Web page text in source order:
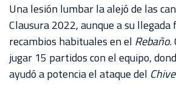
Una lesión lumbar la alejó de las
Clausura 2022, aunque a su llegada
recambios habituales en el Rebaño.
jugar 15 partidos con el equipo,
ayudó a potencia el ataque del